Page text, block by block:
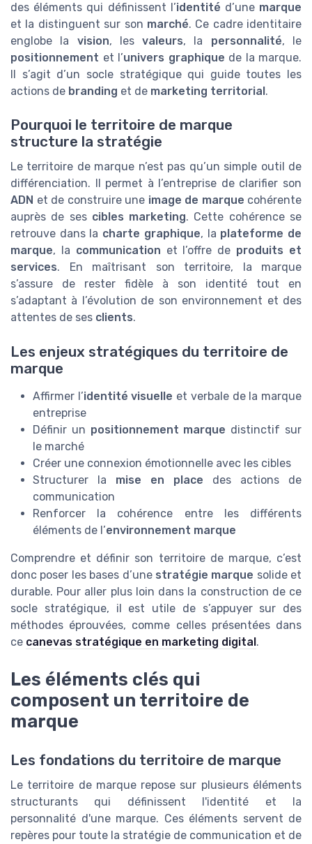
des éléments qui définissent l’identité d’une marque
et la distinguent sur son marché. Ce cadre identitaire
englobe la vision, lesvaleurs, la personnalité, le
positionnement et l’univers graphique de la marque.
Il s’agit d’un socle stratégique qui guide toutes les
actions de branding et de marketing territorial.
Pourquoi le territoire de marque
structure la stratégie
Le territoire de marque n’est pas qu’un simple outil de
différenciation. Il permet à l’entreprise de clarifier son
ADN et de construire une image de marque cohérente
auprès de ses cibles marketing. Cette cohérence se
retrouve dans la charte graphique, la plateforme de
marque, la communication et l’offre de produits et
services. En maîtrisant son territoire, la marque
s’assure de rester fidèle à son identité tout en
s’adaptant à l’évolution de son environnement et des
attentes de ses clients.
Les enjeux stratégiques du territoire de
marque
Affirmer l’identité visuelle et verbale de la marque
entreprise
Définir un positionnement marque distinctif sur
le marché
Créer une connexion émotionnelle avec les cibles
Structurer la mise en place des actions de
communication
Renforcer la cohérence entre les différents
éléments de l’environnement marque
Comprendre et définir son territoire de marque, c’est
donc poser les bases d’une stratégie marque solide et
durable. Pour aller plus loin dans la construction de ce
socle stratégique, il est utile de s’appuyer sur des
méthodes éprouvées, comme celles présentées dans
ce canevas stratégique en marketing digital.
Les éléments clés qui
composent un territoire de
marque
Les fondations du territoire de marque
Le territoire de marque repose sur plusieurs éléments
structurants qui définissent l'identité et la
personnalité d'une marque. Ces éléments servent de
repères pour toute la stratégie de communication et de